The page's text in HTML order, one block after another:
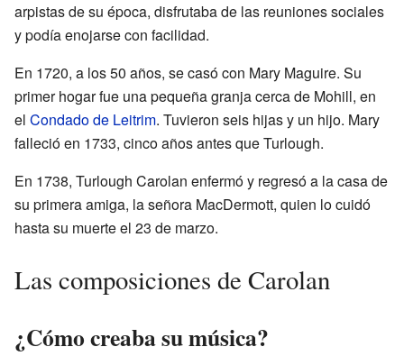
arpistas de su época, disfrutaba de las reuniones sociales
y podía enojarse con facilidad.
En 1720, a los 50 años, se casó con Mary Maguire. Su
primer hogar fue una pequeña granja cerca de Mohill, en
el Condado de Leitrim. Tuvieron seis hijas y un hijo. Mary
falleció en 1733, cinco años antes que Turlough.
En 1738, Turlough Carolan enfermó y regresó a la casa de
su primera amiga, la señora MacDermott, quien lo cuidó
hasta su muerte el 23 de marzo.
Las composiciones de Carolan
¿Cómo creaba su música?